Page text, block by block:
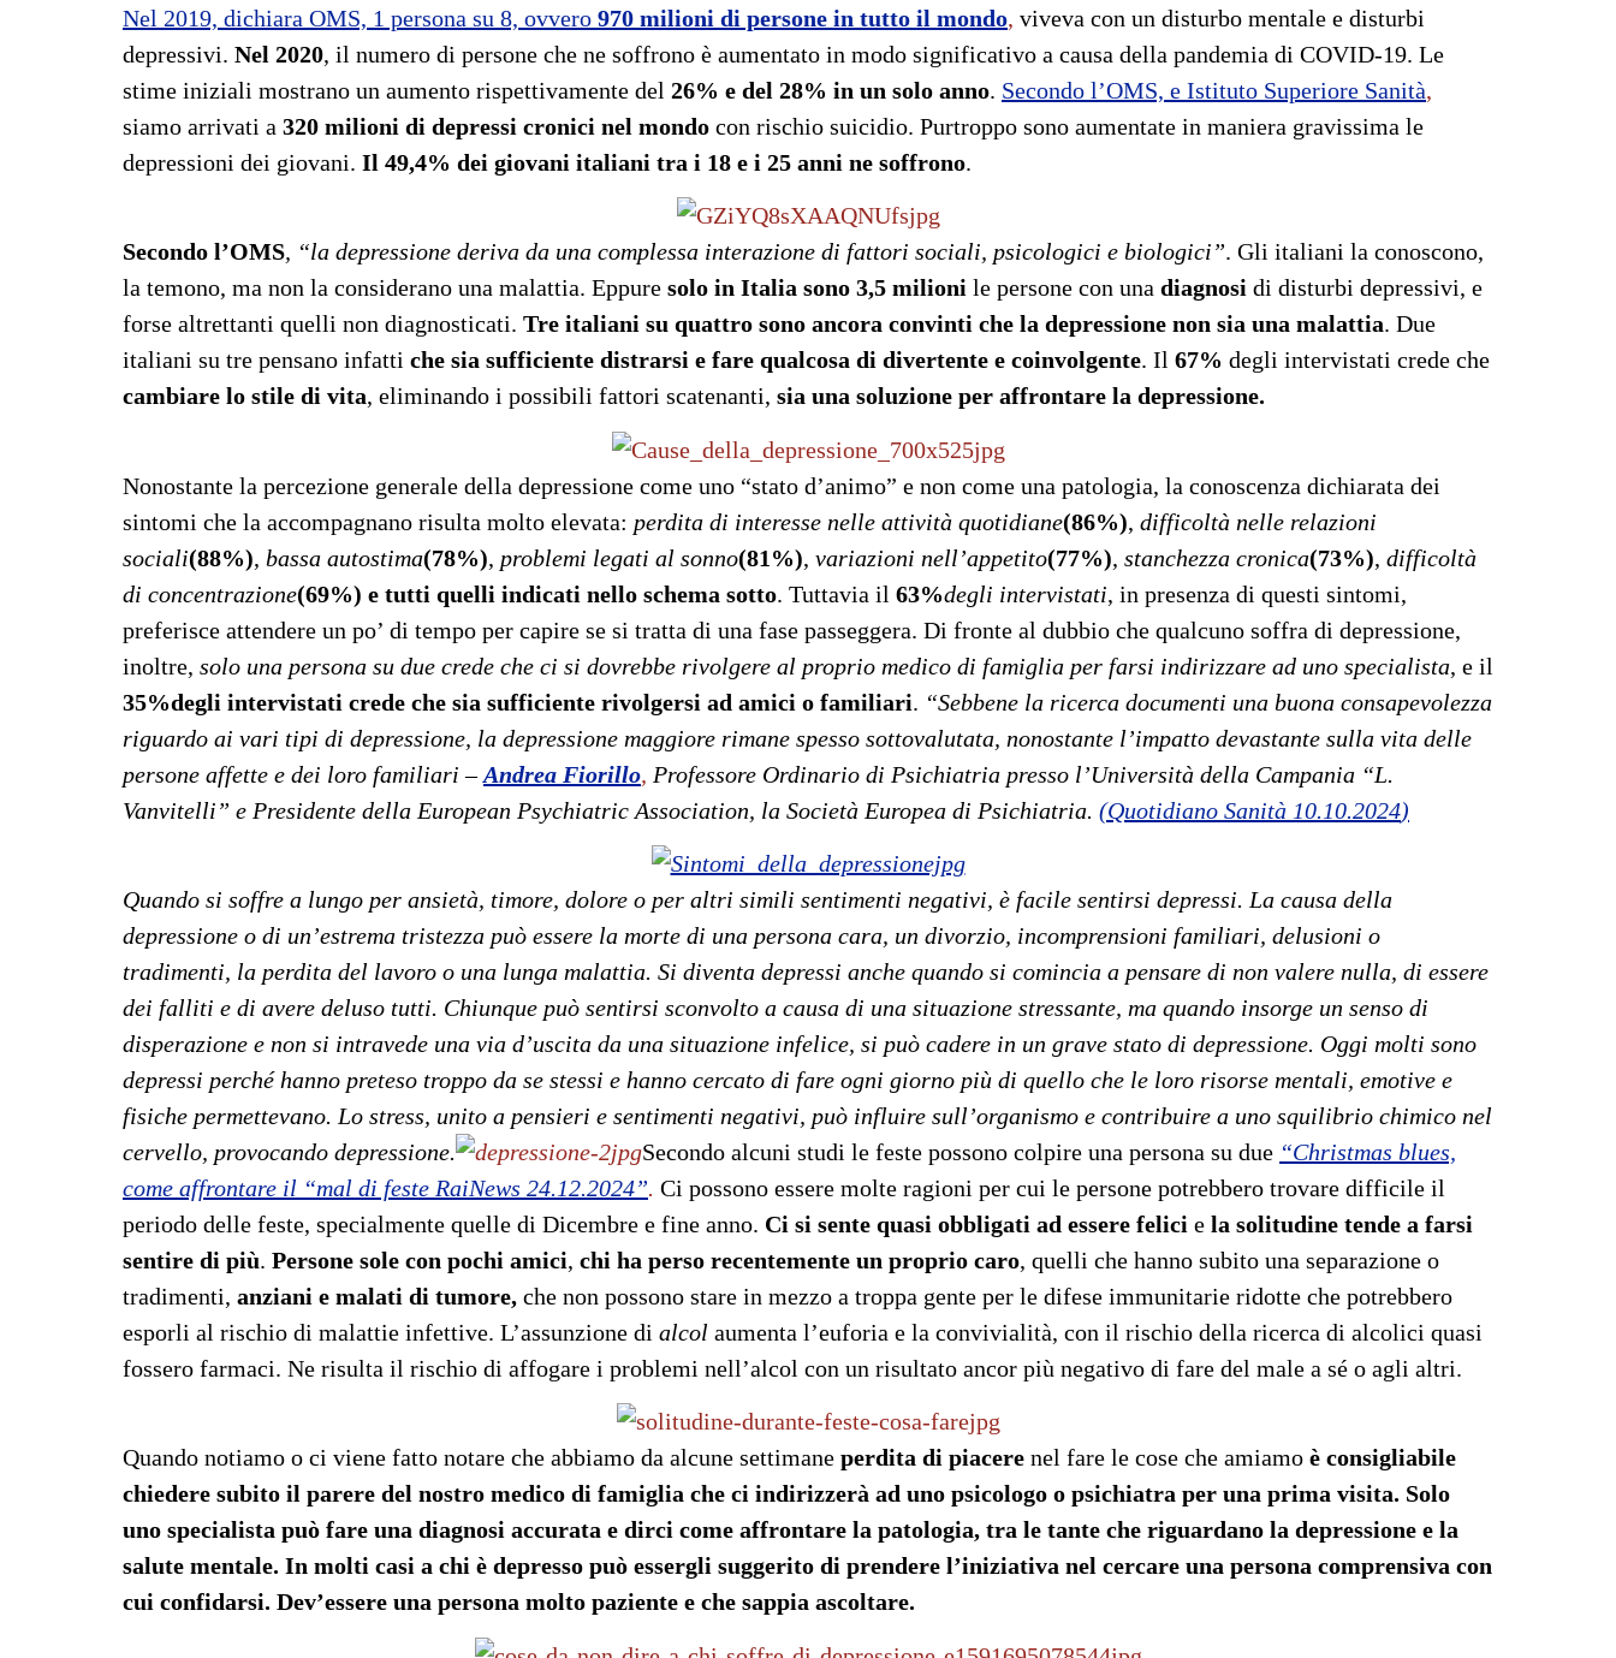
Nel 2019, dichiara OMS, 1 persona su 8, ovvero 970 milioni di persone in tutto il mondo, viveva con un disturbo mentale e disturbi
depressivi. Nel 2020, il numero di persone che ne soffrono è aumentato in modo significativo a causa della pandemia di COVID-19. Le
stime iniziali mostrano un aumento rispettivamente del 26% e del 28% in un solo anno. Secondo l’OMS, e Istituto Superiore Sanità,
siamo arrivati a 320 milioni di depressi cronici nel mondo con rischio suicidio. Purtroppo sono aumentate in maniera gravissima le
depressioni dei giovani. Il 49,4% dei giovani italiani tra i 18 e i 25 anni ne soffrono.
Secondo l’OMS, “la depressione deriva da una complessa interazione di fattori sociali, psicologici e biologici”. Gli italiani la conoscono,
la temono, ma non la considerano una malattia. Eppure solo in Italia sono 3,5 milioni le persone con una diagnosi di disturbi depressivi, e
forse altrettanti quelli non diagnosticati. Tre italiani su quattro sono ancora convinti che la depressione non sia una malattia. Due
italiani su tre pensano infatti che sia sufficiente distrarsi e fare qualcosa di divertente e coinvolgente. Il 67% degli intervistati crede che
cambiare lo stile di vita, eliminando i possibili fattori scatenanti, sia una soluzione per affrontare la depressione.
Nonostante la percezione generale della depressione come uno “stato d’animo” e non come una patologia, la conoscenza dichiarata dei
sintomi che la accompagnano risulta molto elevata: perdita di interesse nelle attività quotidiane(86%), difficoltà nelle relazioni
sociali(88%), bassa autostima(78%), problemi legati al sonno(81%), variazioni nell’appetito(77%), stanchezza cronica(73%), difficoltà
di concentrazione(69%) e tutti quelli indicati nello schema sotto. Tuttavia il 63%degli intervistati, in presenza di questi sintomi,
preferisce attendere un po’ di tempo per capire se si tratta di una fase passeggera. Di fronte al dubbio che qualcuno soffra di depressione,
inoltre, solo una persona su due crede che ci si dovrebbe rivolgere al proprio medico di famiglia per farsi indirizzare ad uno specialista, e il
35%degli intervistati crede che sia sufficiente rivolgersi ad amici o familiari. “Sebbene la ricerca documenti una buona consapevolezza
riguardo ai vari tipi di depressione, la depressione maggiore rimane spesso sottovalutata, nonostante l’impatto devastante sulla vita delle
persone affette e dei loro familiari – Andrea Fiorillo, Professore Ordinario di Psichiatria presso l’Università della Campania “L.
Vanvitelli” e Presidente della European Psychiatric Association, la Società Europea di Psichiatria. (Quotidiano Sanità 10.10.2024)
Quando si soffre a lungo per ansietà, timore, dolore o per altri simili sentimenti negativi, è facile sentirsi depressi. La causa della
depressione o di un’estrema tristezza può essere la morte di una persona cara, un divorzio, incomprensioni familiari, delusioni o
tradimenti, la perdita del lavoro o una lunga malattia. Si diventa depressi anche quando si comincia a pensare di non valere nulla, di essere
dei falliti e di avere deluso tutti. Chiunque può sentirsi sconvolto a causa di una situazione stressante, ma quando insorge un senso di
disperazione e non si intravede una via d’uscita da una situazione infelice, si può cadere in un grave stato di depressione. Oggi molti sono
depressi perché hanno preteso troppo da se stessi e hanno cercato di fare ogni giorno più di quello che le loro risorse mentali, emotive e
fisiche permettevano. Lo stress, unito a pensieri e sentimenti negativi, può influire sull’organismo e contribuire a uno squilibrio chimico nel
cervello, provocando depressione.
Secondo alcuni studi le feste possono colpire una persona su due “Christmas blues,
come affrontare il “mal di feste RaiNews 24.12.2024”. Ci possono essere molte ragioni per cui le persone potrebbero trovare difficile il
periodo delle feste, specialmente quelle di Dicembre e fine anno. Ci si sente quasi obbligati ad essere felici e la solitudine tende a farsi
sentire di più. Persone sole con pochi amici, chi ha perso recentemente un proprio caro, quelli che hanno subito una separazione o
tradimenti, anziani e malati di tumore, che non possono stare in mezzo a troppa gente per le difese immunitarie ridotte che potrebbero
esporli al rischio di malattie infettive. L’assunzione di alcol aumenta l’euforia e la convivialità, con il rischio della ricerca di alcolici quasi
fossero farmaci. Ne risulta il rischio di affogare i problemi nell’alcol con un risultato ancor più negativo di fare del male a sé o agli altri.
Quando notiamo o ci viene fatto notare che abbiamo da alcune settimane perdita di piacere nel fare le cose che amiamo è consigliabile
chiedere subito il parere del nostro medico di famiglia che ci indirizzerà ad uno psicologo o psichiatra per una prima visita. Solo
uno specialista può fare una diagnosi accurata e dirci come affrontare la patologia, tra le tante che riguardano la depressione e la
salute mentale. In molti casi a chi è depresso può essergli suggerito di prendere l’iniziativa nel cercare una persona comprensiva con
cui confidarsi. Dev’essere una persona molto paziente e che sappia ascoltare.